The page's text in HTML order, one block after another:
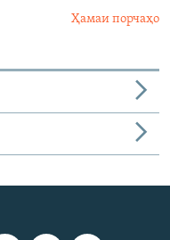
Ҳамаи порчаҳо